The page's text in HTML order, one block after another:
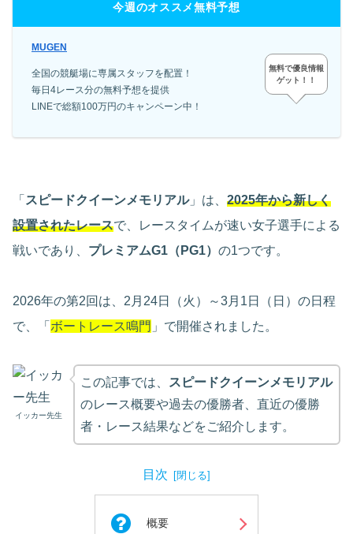
今週のオススメ無料予想
MUGEN
全国の競艇場に専属スタッフを配置！
毎日4レース分の無料予想を提供
LINEで総額100万円のキャンペーン中！
無料で優良情報
ゲット！！
「 スピードクイーンメモリアル」は、 2025年から新しく
設置されたレースで、レースタイムが速い女子選手による
戦いであり、 プレミアムG1（PG1） の1つです。
2026年の第2回は、2月24日（火）～3月1日（日）の日程
で、「 ボートレース鳴門 」で開催されました。
イッカー先生
この記事では、
スピードクイーンメモリアル
のレース概要や過去の優勝者、直近の優勝
者・レース結果などをご紹介します。
目次
概要